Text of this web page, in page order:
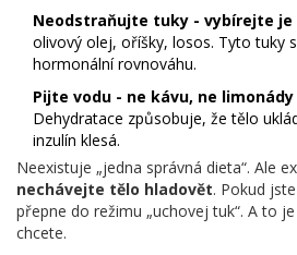
Neodstraňujte tuky - vybírejte je
olivový olej, oříšky, losos. Tyto tuky
hormonální rovnováhu.
Pijte vodu - ne kávu, ne limonády
Dehydratace způsobuje, že tělo
inzulín klesá.
Neexistuje „jedna správná dieta“. Ale
nechávejte tělo hladovět. Pokud
přepne do režimu „uchovej tuk“. A to
chcete.